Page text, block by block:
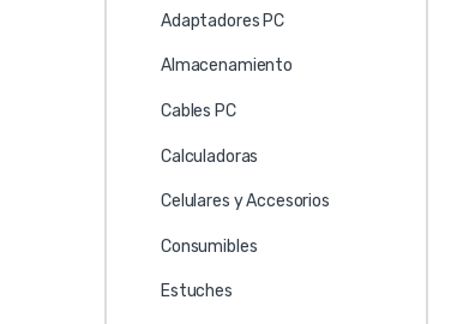
Adaptadores PC
Almacenamiento
Cables PC
Calculadoras
Celulares y Accesorios
Consumibles
Estuches